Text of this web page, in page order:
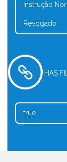
Instrução
Revogado
HAS
true